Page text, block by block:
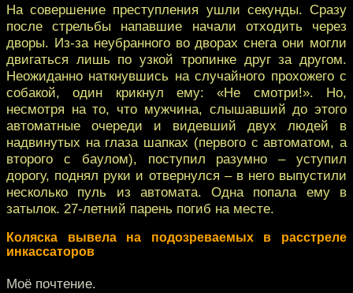
На совершение преступления ушли секунды. Сразу
после стрельбы напавшие начали отходить через
дворы. Из-за неубранного во дворах снега они могли
двигаться лишь по узкой тропинке друг за другом.
Неожиданно наткнувшись на случайного прохожего с
собакой, один крикнул ему: «Не смотри!». Но,
несмотря на то, что мужчина, слышавший до этого
автоматные очереди и видевший двух людей в
надвинутых на глаза шапках (первого с автоматом, а
второго с баулом), поступил разумно – уступил
дорогу, поднял руки и отвернулся – в него выпустили
несколько пуль из автомата. Одна попала ему в
затылок. 27-летний парень погиб на месте.
Коляска вывела на подозреваемых в расстреле
инкассаторов
Моё почтение.